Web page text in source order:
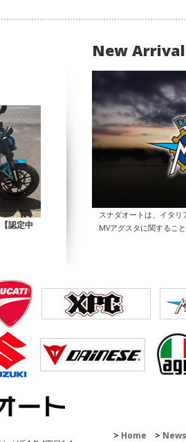
認定中
New Arrival
スナダオートは、イタリ
MVアグスタに関するこ
Home News